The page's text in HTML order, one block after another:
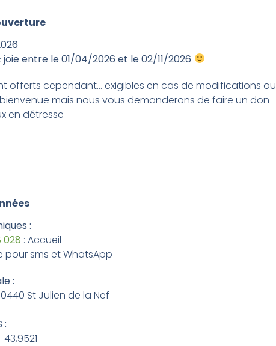
entre le 01/04/2026 et le 02/11/2026
offerts cependant… exigibles en cas de modifications ou
mais nous vous demanderons de faire un don
en détresse
:
028 : Accueil
pour sms et WhatsApp
:
St Julien de la Nef
: